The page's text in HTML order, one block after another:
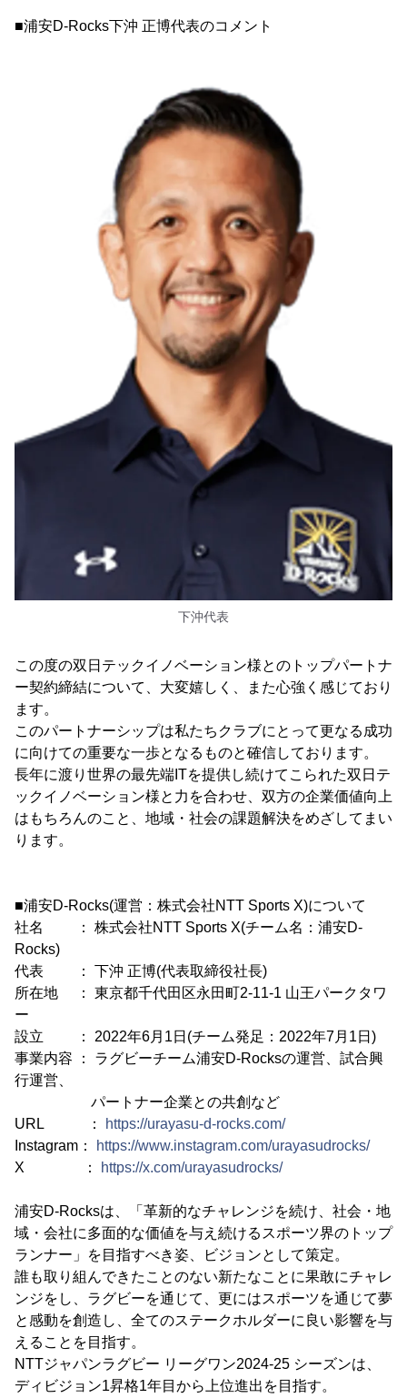
■浦安D-Rocks下沖 正博代表のコメント
下沖代表
この度の双日テックイノベーション様とのトップパートナ
ー契約締結について、大変嬉しく、また心強く感じており
ます。
このパートナーシップは私たちクラブにとって更なる成功
に向けての重要な一歩となるものと確信しております。
長年に渡り世界の最先端ITを提供し続けてこられた双日テ
ックイノベーション様と力を合わせ、双方の企業価値向上
はもちろんのこと、地域・社会の課題解決をめざしてまい
ります。
■浦安D-Rocks(運営：株式会社NTT Sports X)について
社名 ： 株式会社NTT Sports X(チーム名：浦安D-
Rocks)
代表 ： 下沖 正博(代表取締役社長)
所在地 ： 東京都千代田区永田町2-11-1 山王パークタワ
ー
設立 ： 2022年6月1日(チーム発足：2022年7月1日)
事業内容 ： ラグビーチーム浦安D-Rocksの運営、試合興
行運営、
パートナー企業との共創など
URL ：
https://urayasu-d-rocks.com/
Instagram：
https://www.instagram.com/urayasudrocks/
X ：
https://x.com/urayasudrocks/
浦安D-Rocksは、「革新的なチャレンジを続け、社会・地
域・会社に多面的な価値を与え続けるスポーツ界のトップ
ランナー」を目指すべき姿、ビジョンとして策定。
誰も取り組んできたことのない新たなことに果敢にチャレ
ンジをし、ラグビーを通じて、更にはスポーツを通じて夢
と感動を創造し、全てのステークホルダーに良い影響を与
えることを目指す。
NTTジャパンラグビー リーグワン2024-25 シーズンは、
ディビジョン1昇格1年目から上位進出を目指す。